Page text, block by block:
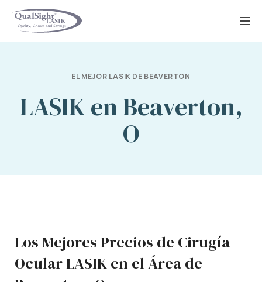
Saltar
EL MEJOR LASIK DE BEAVERTON
LASIK en Beaverton,
O
Los Mejores Precios de Cirugía
Ocular LASIK en el Área de